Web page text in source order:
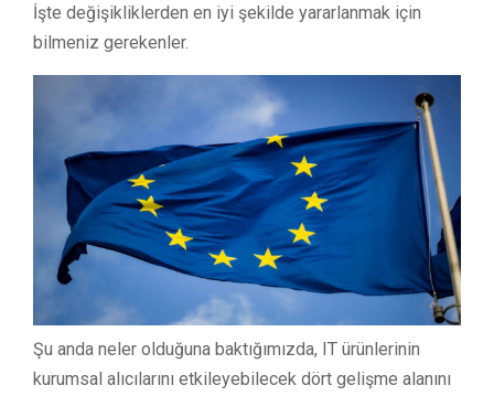
İşte değişikliklerden en iyi şekilde yararlanmak için
bilmeniz gerekenler.
Şu anda neler olduğuna baktığımızda, IT ürünlerinin
kurumsal alıcılarını etkileyebilecek dört gelişme alanını